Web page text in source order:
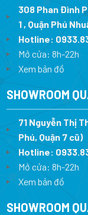
308 Phan Đình
1 , Quận Phú
Hotline:
Mở cửa: 8h-22h
Xem bản đồ
SHOWROOM
71 Nguyễn Thị
Phú, Quận 7 cũ)
Hotline:
Mở cửa: 8h-22h
Xem bản đồ
SHOWROOM